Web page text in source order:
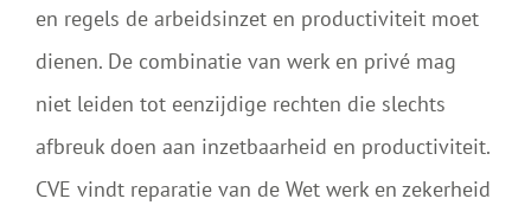
en regels de arbeidsinzet en productiviteit moet
dienen. De combinatie van werk en privé mag
niet leiden tot eenzijdige rechten die slechts
afbreuk doen aan inzetbaarheid en productiviteit.
CVE vindt reparatie van de Wet werk en zekerheid